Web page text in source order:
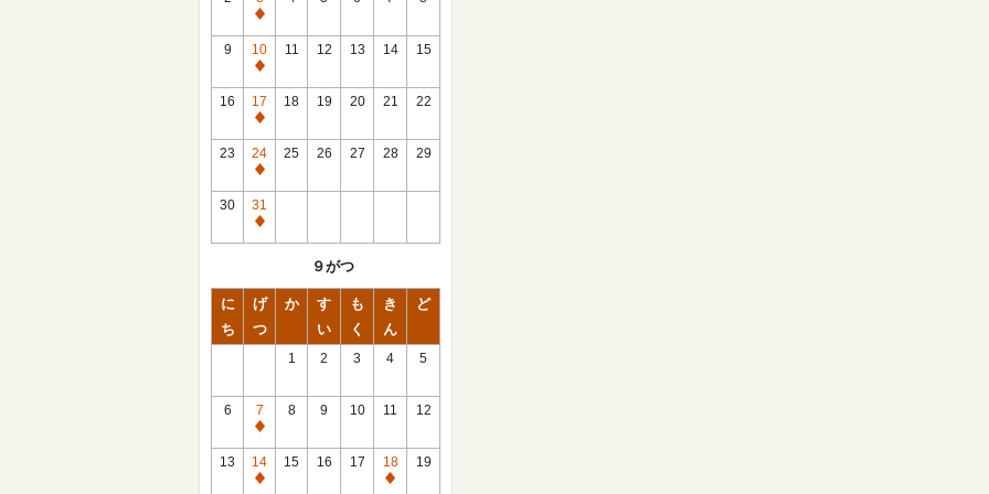
休
館
日
9
10
休
館
日
11 12 13 14 15
16
17
休
館
日
18 19 20 21 22
23
24
休
館
日
25 26 27 28 29
30
31
休
９がつ
に
ち
げ
つ
か
す
い
も
く
き
ん
ど
1 2 3 4 5
6
7
休
館
日
8 9 10 11 12
13
14
休
15 16 17
18
休
19